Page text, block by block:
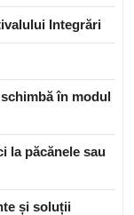
Integrări
în modul
la păcănele sau
și soluții